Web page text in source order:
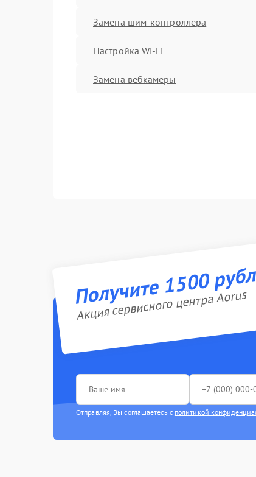
Замена шим-контроллера
Настройка Wi-Fi
Замена вебкамеры
Получите 1500
Акция сервисного центра Aorus
Отправляя, Вы соглашаетесь с политикой